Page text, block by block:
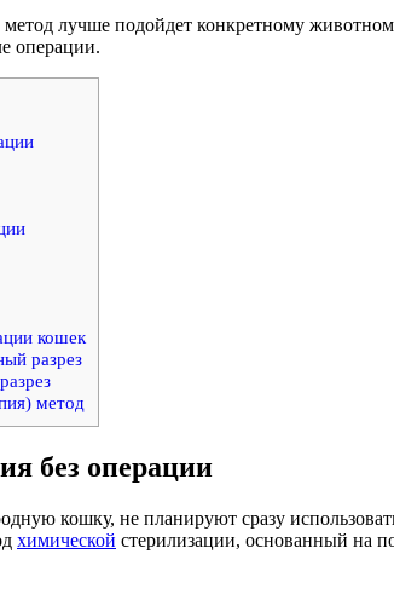
лучше подойдет конкретному
операции.
кошек
разрез
метод
без операции
кошку, не планируют сразу
химической стерилизации, основанный на